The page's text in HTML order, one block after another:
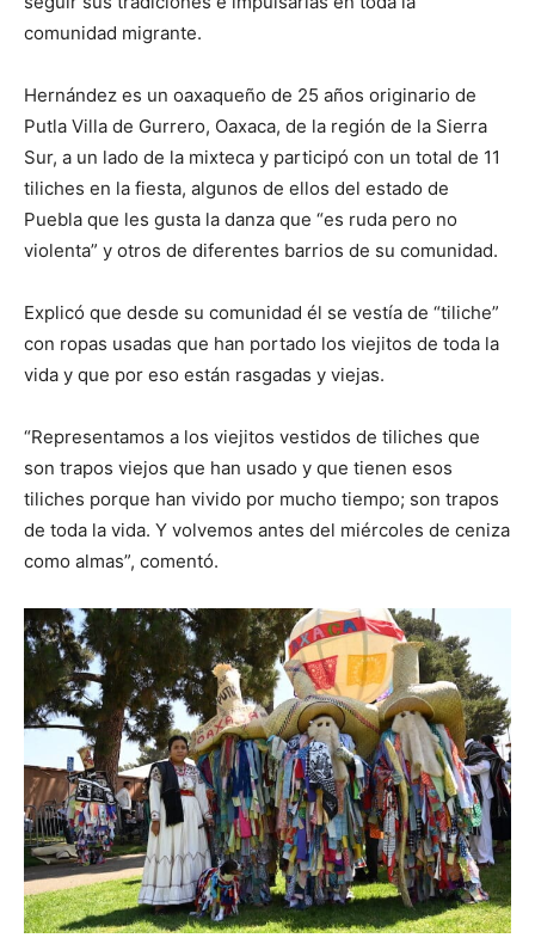
comunidad migrante.
Hernández es un oaxaqueño de 25 años originario de
Putla Villa de Gurrero, Oaxaca, de la región de la Sierra
Sur, a un lado de la mixteca y participó con un total de 11
tiliches en la fiesta, algunos de ellos del estado de
Puebla que les gusta la danza que “es ruda pero no
violenta” y otros de diferentes barrios de su comunidad.
Explicó que desde su comunidad él se vestía de “tiliche”
con ropas usadas que han portado los viejitos de toda la
vida y que por eso están rasgadas y viejas.
“Representamos a los viejitos vestidos de tiliches que
son trapos viejos que han usado y que tienen esos
tiliches porque han vivido por mucho tiempo; son trapos
de toda la vida. Y volvemos antes del miércoles de ceniza
como almas”, comentó.